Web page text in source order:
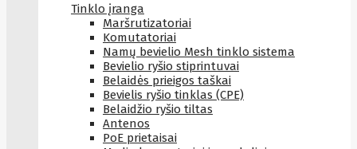
Tinklo įranga
Maršrutizatoriai
Komutatoriai
Namų bevielio Mesh tinklo sistema
Bevielio ryšio stiprintuvai
Belaidės prieigos taškai
Bevielis ryšio tinklas (CPE)
Belaidžio ryšio tiltas
Antenos
PoE prietaisai